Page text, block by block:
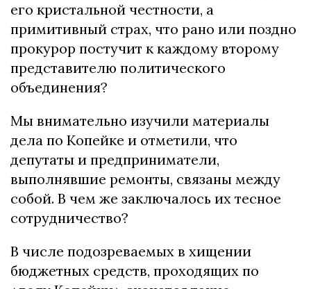
его кристальной честности, а
примитивный страх, что рано или поздно
прокурор постучит к каждому второму
представителю политического
объединения?
Мы внимательно изучили материалы
дела по Копейке и отметили, что
депутаты и предприниматели,
выполнявшие ремонты, связаны между
собой. В чем же заключалось их тесное
сотрудничество?
В числе подозреваемых в хищении
бюджетных средств, проходящих по